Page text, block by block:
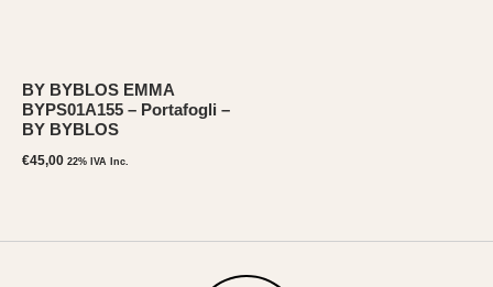
BY BYBLOS EMMA
BYPS01A155 – Portafogli –
BY BYBLOS
€45,00 22% IVA Inc.